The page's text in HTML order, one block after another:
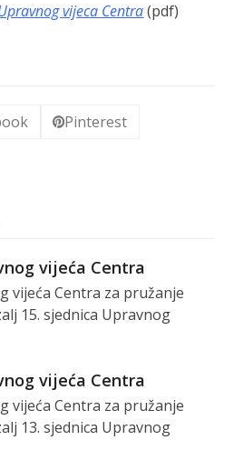
vijeca Centra(pdf)
Pinterest
vijeća Centra
vijeća Centra za pružanje
15. sjednica Upravnog
vijeća Centra
vijeća Centra za pružanje
13. sjednica Upravnog